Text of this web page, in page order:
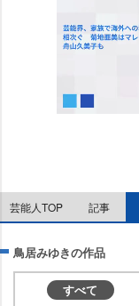
芸能人TOP 記事
鳥居みゆきの作品
すべて